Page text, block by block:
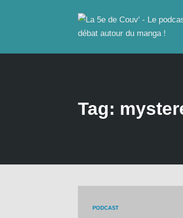
Tag:
PODCAST